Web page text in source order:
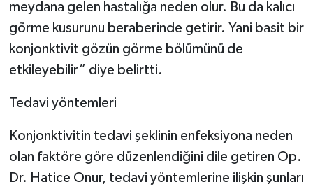
meydana gelen hastalığa neden olur. Bu da kalıcı
görme kusurunu beraberinde getirir. Yani basit bir
konjonktivit gözün görme bölümünü de
etkileyebilir” diye belirtti.
Tedavi yöntemleri
Konjonktivitin tedavi şeklinin enfeksiyona neden
olan faktöre göre düzenlendiğini dile getiren Op.
Dr. Hatice Onur, tedavi yöntemlerine ilişkin şunları